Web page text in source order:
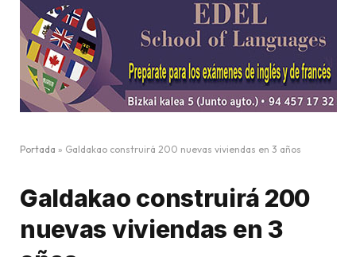
Portada » Galdakao construirá 200 nuevas viviendas en 3 años
Galdakao construirá 200
nuevas viviendas en 3